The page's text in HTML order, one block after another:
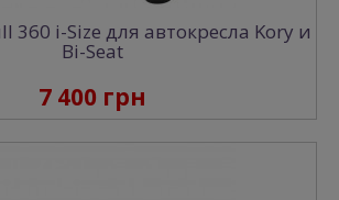
360 i-Size для автокресла Kory и
Bi-Seat
7 400 грн